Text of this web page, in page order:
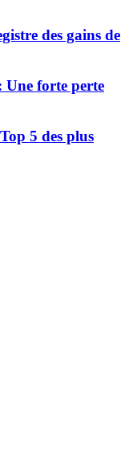
des gains de
forte perte
5 des plus